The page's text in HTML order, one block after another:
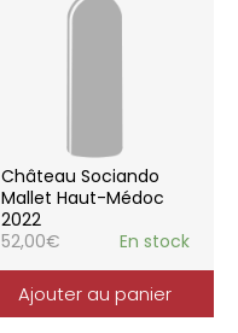
Château Sociando
Mallet Haut-Médoc
2022
52,00€ En stock
Ajouter au panier